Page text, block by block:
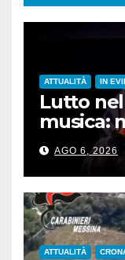
ATTUALITÀ IN
Lutto
musica:
AGO 6, 2026
ATTUALITÀ